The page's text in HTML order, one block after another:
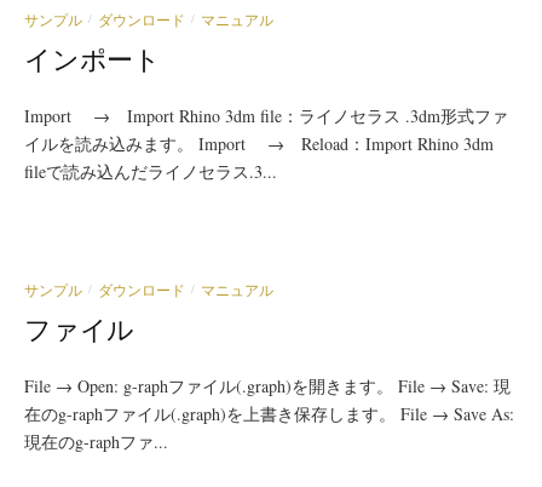
サンプル / ダウンロード / マニュアル
インポート
Import → Import Rhino 3dm file：ライノセラス .3dm形式ファ
イルを読み込みます。 Import → Reload：Import Rhino 3dm
fileで読み込んだライノセラス.3...
サンプル / ダウンロード / マニュアル
ファイル
File → Open: g-raphファイル(.graph)を開きます。 File → Save: 現
在のg-raphファイル(.graph)を上書き保存します。 File → Save As:
現在のg-raphファ...